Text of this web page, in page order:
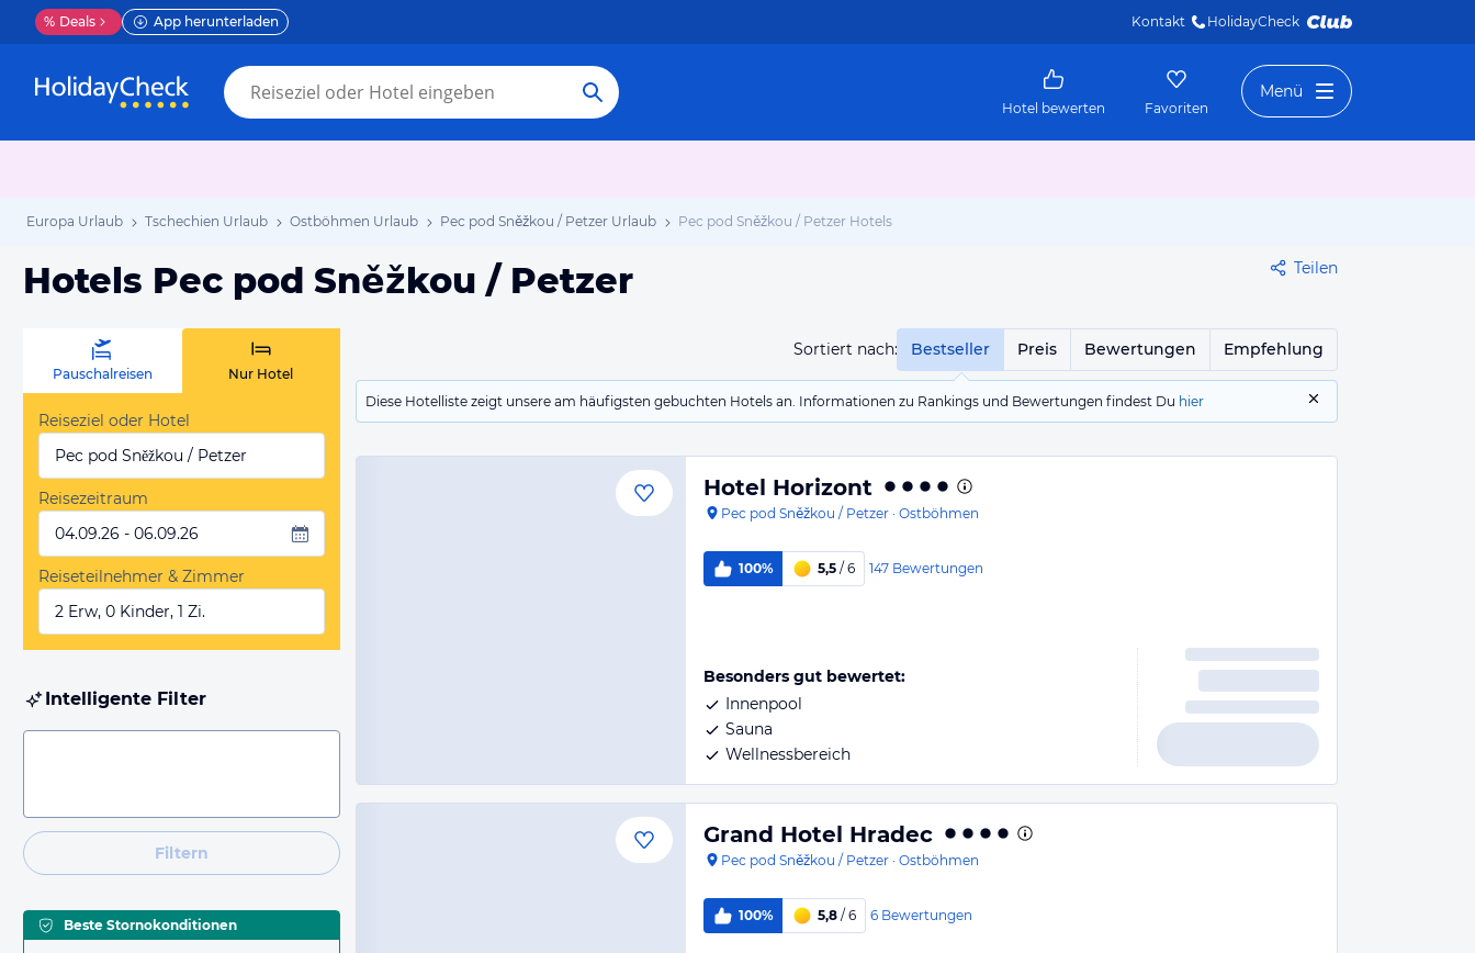
% Deals App herunterladen Kontakt HolidayCheck
Hotel bewerten Favoriten
Menü
Europa Urlaub Tschechien Urlaub Ostböhmen Urlaub Pec pod Sněžkou / Petzer Urlaub Pec pod Sněžkou / Petzer Hotels
Hotels Pec pod Sněžkou / Petzer Teilen
Sortiert nach: Bestseller Preis Bewertungen Empfehlung
Diese Hotelliste zeigt unsere am häufigsten gebuchten Hotels an. Informationen zu Rankings und Bewertungen findest Du hier
Pauschalreisen Nur Hotel
Reiseziel oder Hotel
Pec pod Sněžkou / Petzer
Reisezeitraum
04.09.26 - 06.09.26
Reiseteilnehmer & Zimmer
2 Erw, 0 Kinder, 1 Zi.
Intelligente Filter
Filtern
Beste Stornokonditionen
Hotel Horizont
Pec pod Sněžkou / Petzer · Ostböhmen
100% 5,5 / 6 147 Bewertungen
Besonders gut bewertet:
Innenpool
Sauna
Wellnessbereich
Grand Hotel Hradec
Pec pod Sněžkou / Petzer · Ostböhmen
100% 5,8 / 6 6 Bewertungen